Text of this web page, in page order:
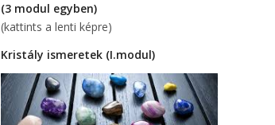
(3 modul egyben)
(kattints a lenti képre)
Kristály ismeretek (I.modul)